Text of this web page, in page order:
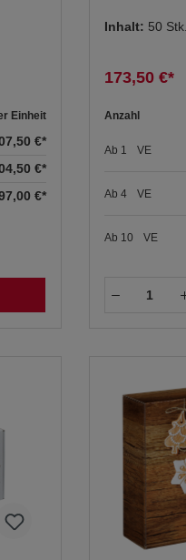
Einheit
€*
€*
€*
Inhalt: 50 Stk.
173,50 €*
Anzahl
Ab 1 VE
Ab4 VE
Ab 10 VE